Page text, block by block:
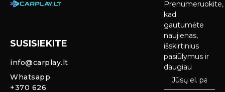
SUSISIEKITE
info@carplay.lt
Whatsapp
+370 626
galinio vaizdo
Prenumeruokite,
kad
gautumėte
naujienas,
išskirtinius
pasiūlymus ir
daugiau